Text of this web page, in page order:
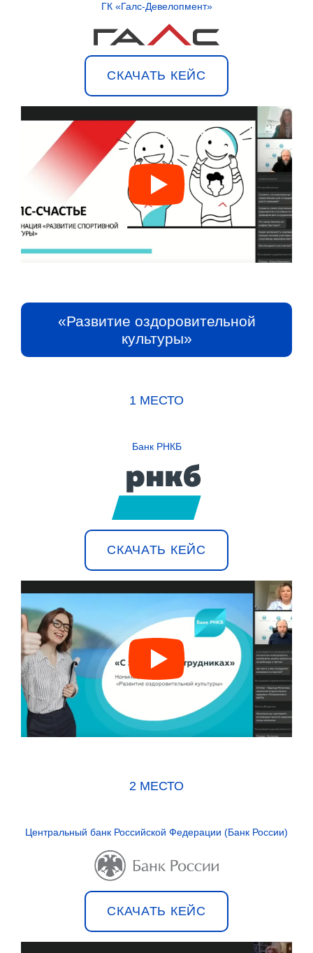
ГК «Галс-Девелопмент»
СКАЧАТЬ КЕЙС
«Развитие оздоровительной
культуры»
1 МЕСТО
Банк РНКБ
СКАЧАТЬ КЕЙС
2 МЕСТО
Центральный банк Российской Федерации (Банк России)
СКАЧАТЬ КЕЙС